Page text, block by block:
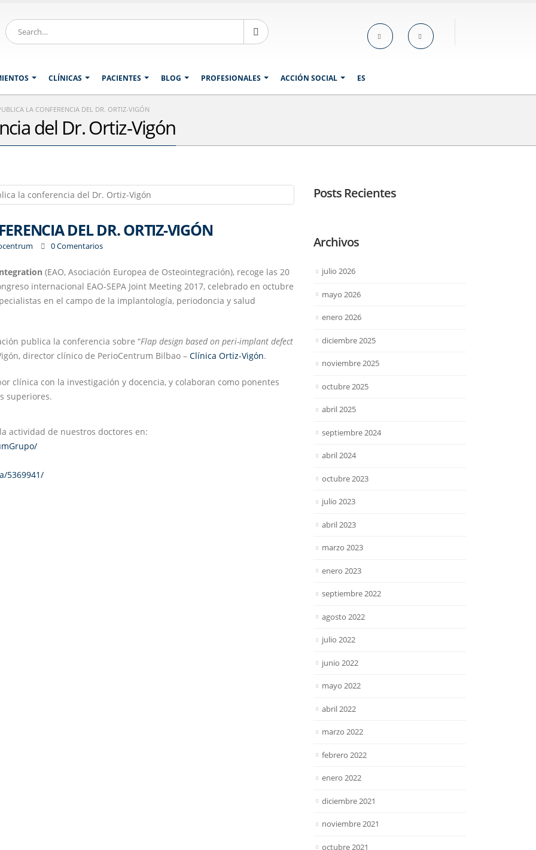
CLÍNICAS PACIENTES BLOG PROFESIONALES ACCIÓN SOCIAL ES
LA CONFERENCIA DEL DR. ORTIZ-VIGÓN
del Dr. Ortiz-Vigón
DEL DR. ORTIZ-VIGÓN
0 Comentarios
(EAO, Asociación Europea de Osteointegración), recoge las 20
internacional EAO-SEPA Joint Meeting 2017, celebrado en octubre
en el campo de la implantología, periodoncia y salud
publica la conferencia sobre “Flap design based on peri-implant defect
director clínico de PerioCentrum Bilbao – Clínica Ortiz-Vigón.
clínica con la investigación y docencia, y colaboran como ponentes
superiores.
actividad de nuestros doctores en:
5369941/
Posts Recientes
Archivos
julio 2026
mayo 2026
enero 2026
diciembre 2025
noviembre 2025
octubre 2025
abril 2025
septiembre 2024
abril 2024
octubre 2023
julio 2023
abril 2023
marzo 2023
enero 2023
septiembre 2022
agosto 2022
julio 2022
junio 2022
mayo 2022
abril 2022
marzo 2022
febrero 2022
enero 2022
diciembre 2021
noviembre 2021
octubre 2021